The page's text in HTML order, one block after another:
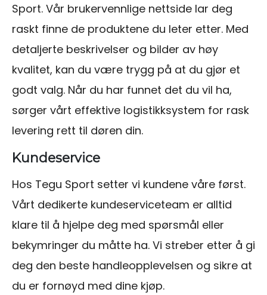
Sport. Vår brukervennlige nettside lar deg
raskt finne de produktene du leter etter. Med
detaljerte beskrivelser og bilder av høy
kvalitet, kan du være trygg på at du gjør et
godt valg. Når du har funnet det du vil ha,
sørger vårt effektive logistikksystem for rask
levering rett til døren din.
Kundeservice
Hos Tegu Sport setter vi kundene våre først.
Vårt dedikerte kundeserviceteam er alltid
klare til å hjelpe deg med spørsmål eller
bekymringer du måtte ha. Vi streber etter å gi
deg den beste handleopplevelsen og sikre at
du er fornøyd med dine kjøp.